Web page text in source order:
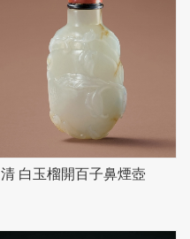
清 白玉榴開百子鼻煙壺